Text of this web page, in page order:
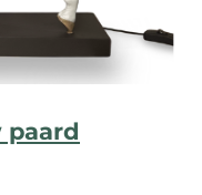
paard